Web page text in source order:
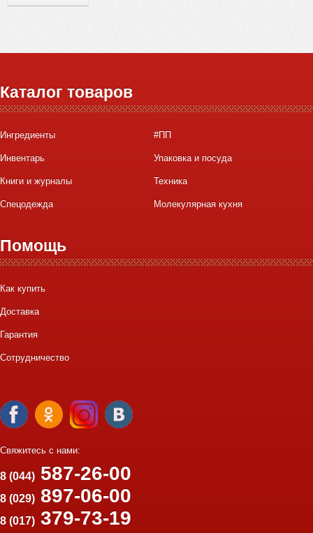
Каталог товаров
Ингредиенты #ПП
Инвентарь Упаковка и посуда
Книги и журналы Техника
Спецодежда Молекулярная кухня
Помощь
Как купить
Доставка
Гарантия
Сотрудничество
Свяжитесь с нами:
8 (044) 587-26-00
8 (029) 897-06-00
8 (017) 379-73-19